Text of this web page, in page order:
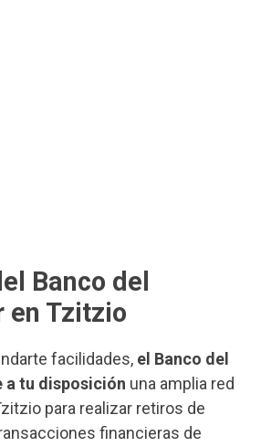
Banco del
en Tzitzio
facilidades, el Banco del
a tu disposición una amplia red
para realizar retiros de
financieras de